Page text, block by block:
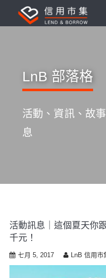
LnB 部落格
活動、資訊、故
息
活動訊息｜這個夏天你
千元！
七月 5, 2017 LnB 信用市